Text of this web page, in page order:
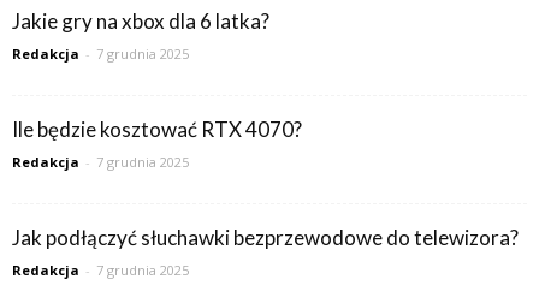
Jakie gry na xbox dla 6 latka?
Redakcja - 7 grudnia 2025
Ile będzie kosztować RTX 4070?
Redakcja - 7 grudnia 2025
Jak podłączyć słuchawki bezprzewodowe do telewizora?
Redakcja - 7 grudnia 2025